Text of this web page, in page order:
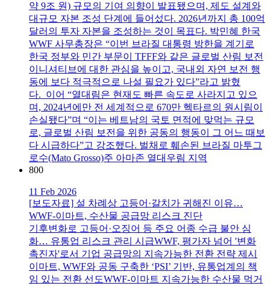
약 9조 원) 규모의 기여 의향이 발표됐으며, 제도 설계와
대규모 자본 조성 단계에 들어섰다. 2026년까지 총 100억
달러의 투자 자본을 조성하는 것이 목표다. 박민혜 한국
WWF 사무총장은 “이번 브라질 대통령 방한을 계기로
한국 정부와 민간 부문이 TFFF와 같은 글로벌 산림 보전
이니셔티브에 대한 관심을 높이고, 국내외 자연 보전 행
동에 보다 적극적으로 나설 필요가 있다”라고 밝혔
다. 이어 “열대림은 현재도 빠른 속도로 사라지고 있으
며, 2024년에만 전 세계적으로 670만 헥타르의 원시림이
손실됐다”며 “이는 베트남의 국토 면적에 맞먹는 규모
로, 글로벌 산림 보전을 위한 공동의 행동이 그 어느 때보
다 시급하다”고 강조했다. 벌채로 훼손된 브라질 마투그
로수(Mato Grosso)주 아마존 열대우림 지역
800
11 Feb 2026
[보도자료] 설 차례상 고등어·갈치가 귀해진 이유…
WWF-이마트, 수산물 공급망 리스크 진단
기후변화로 고등어·오징어 등 주요 어종 수급 불안 심
화… 유통업 리스크 관리 시급WWF, 평가자 넘어 '변화
촉진자'로서 기업 공급망의 지속가능한 전환 전략 제시
이마트, WWF와 공동 구축한 ‘PSI’ 기반, 유통업계의 책
임 있는 전환 선도WWF-이마트 지속가능한 수산물 먹거